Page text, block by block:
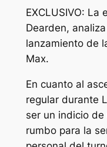
EXCLUSIVO: La
Dearden,
lanzamiento de
Max.
En cuanto al
regular durante
ser un indicio
rumbo para la